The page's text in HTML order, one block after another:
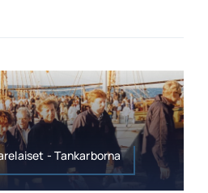
- Tankarborna